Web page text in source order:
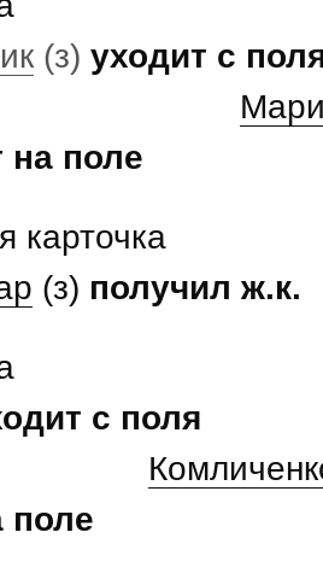
(з) уходит с
на поле
(з) получил ж.к.
с поля
поле